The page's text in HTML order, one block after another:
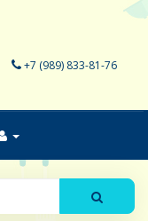
+7 (989) 833-81-76